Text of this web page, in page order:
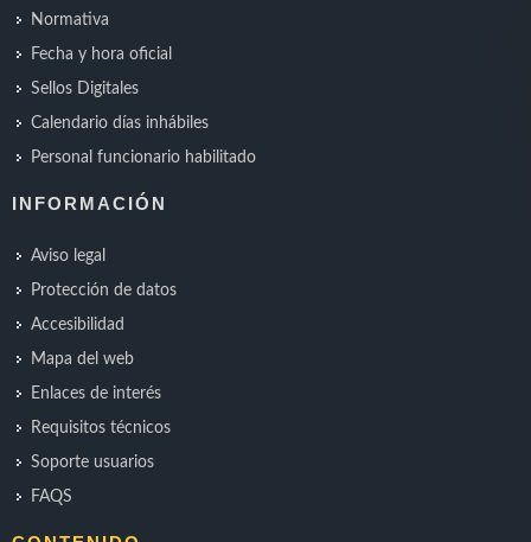
Normativa
Fecha y hora oficial
Sellos Digitales
Calendario días inhábiles
Personal funcionario habilitado
INFORMACIÓN
Aviso legal
Protección de datos
Accesibilidad
Mapa del web
Enlaces de interés
Requisitos técnicos
Soporte usuarios
FAQS